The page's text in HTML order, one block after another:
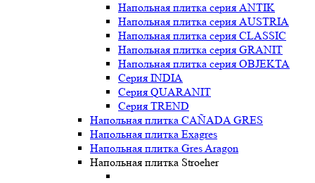
Напольная плитка серия ANTIK
Напольная плитка серия AUSTRIA
Напольная плитка серия CLASSIC
Напольная плитка серия GRANIT
Напольная плитка серия OBJEKTA
Серия INDIA
Серия QUARANIT
Серия TREND
Напольная плитка CAÑADA GRES
Напольная плитка Exagres
Напольная плитка Gres Aragon
Напольная плитка Stroeher